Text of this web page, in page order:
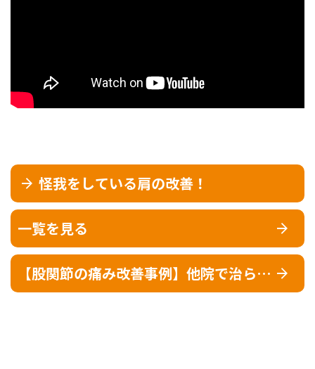
怪我をしている肩の改善！
一覧を見る
【股関節の痛み改善事例】他院で治らな
かった痛みが改善｜